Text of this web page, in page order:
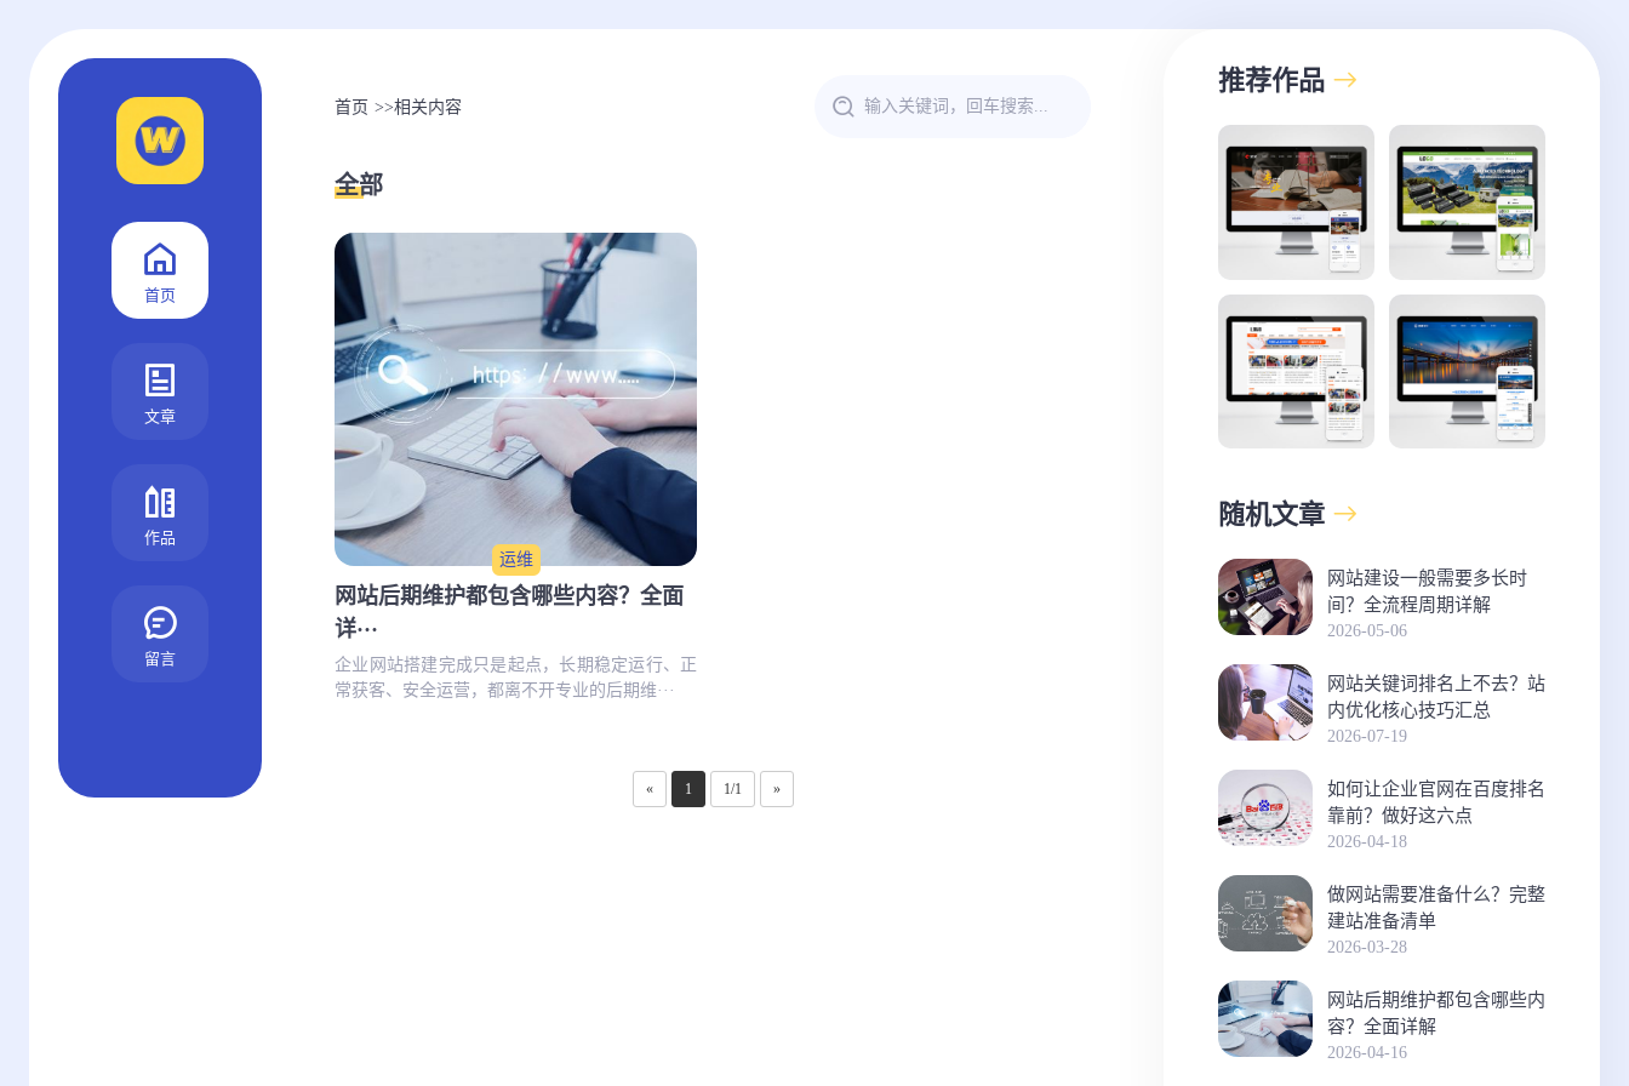
首页
文章
作品
留言
首页 >>相关内容
全部
运维
网站后期维护都包含哪些内容？全面
详···
企业网站搭建完成只是起点，长期稳定运行、正
常获客、安全运营，都离不开专业的后期维···
« 1 1/1 »
推荐作品
随机文章
网站建设一般需要多长时
间？全流程周期详解
2026-05-06
网站关键词排名上不去？站
内优化核心技巧汇总
2026-07-19
如何让企业官网在百度排名
靠前？做好这六点
2026-04-18
做网站需要准备什么？完整
建站准备清单
2026-03-28
网站后期维护都包含哪些内
容？全面详解
2026-04-16